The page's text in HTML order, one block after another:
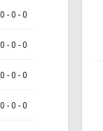
- 0 - 0
- 0 - 0
- 0 - 0
- 0 - 0